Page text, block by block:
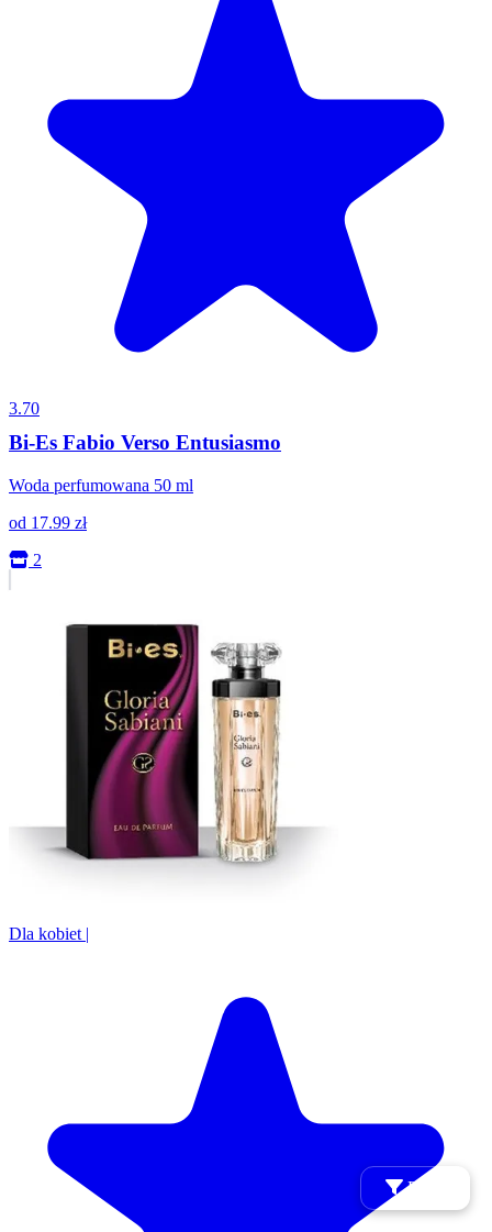
3.70
Bi-Es Fabio Verso Entusiasmo
Woda perfumowana 50 ml
od 17.99 zł
2
Dla kobiet |
Filtry